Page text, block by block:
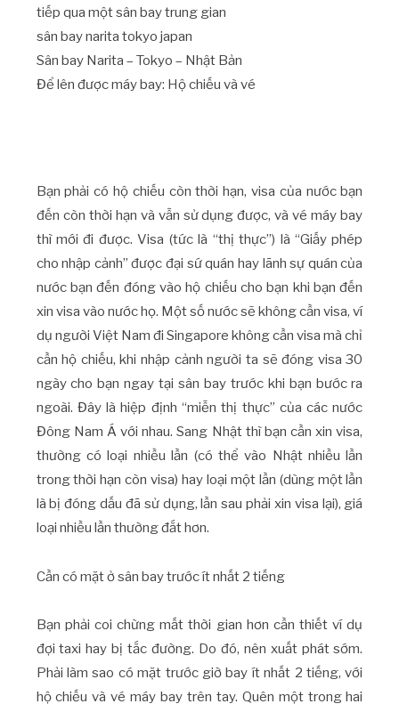
tiếp qua một sân bay trung gian
sân bay narita tokyo japan
Sân bay Narita – Tokyo – Nhật Bản
Để lên được máy bay: Hộ chiếu và vé
Bạn phải có hộ chiếu còn thời hạn, visa của nước bạn
đến còn thời hạn và vẫn sử dụng được, và vé máy bay
thì mới đi được. Visa (tức là “thị thực”) là “Giấy phép
cho nhập cảnh” được đại sứ quán hay lãnh sự quán của
nước bạn đến đóng vào hộ chiếu cho bạn khi bạn đến
xin visa vào nước họ. Một số nước sẽ không cần visa, ví
dụ người Việt Nam đi Singapore không cần visa mà chỉ
cần hộ chiếu, khi nhập cảnh người ta sẽ đóng visa 30
ngày cho bạn ngay tại sân bay trước khi bạn bước ra
ngoài. Đây là hiệp định “miễn thị thực” của các nước
Đông Nam Á với nhau. Sang Nhật thì bạn cần xin visa,
thường có loại nhiều lần (có thể vào Nhật nhiều lần
trong thời hạn còn visa) hay loại một lần (dùng một lần
là bị đóng dấu đã sử dụng, lần sau phải xin visa lại), giá
loại nhiều lần thường đắt hơn.
Cần có mặt ở sân bay trước ít nhất 2 tiếng
Bạn phải coi chừng mất thời gian hơn cần thiết ví dụ
đợi taxi hay bị tắc đường. Do đó, nên xuất phát sớm.
Phải làm sao có mặt trước giờ bay ít nhất 2 tiếng, với
hộ chiếu và vé máy bay trên tay. Quên một trong hai